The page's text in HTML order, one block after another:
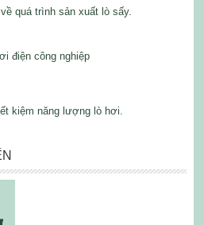
quá trình sản xuất lò sấy.
điện công nghiệp
kiệm năng lượng lò hơi.